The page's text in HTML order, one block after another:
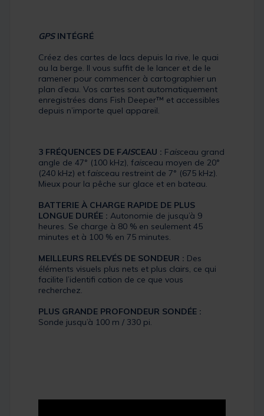
GPSINTÉGRÉ
Créez des cartes de lacs depuis la rive, le quai
ou la berge. Il vous suffit de le lancer et de le
ramener pour commencer à cartographier un
plan d’eau. Vos cartes sont automatiquement
enregistrées dans Fish Deeper™ et accessibles
depuis n’importe quel appareil.
3 FRÉQUENCES DE FAISCEAU : Faisceau grand
angle de 47° (100 kHz), faisceau moyen de 20°
(240 kHz) et faisceau restreint de 7° (675 kHz).
Mieux pour la pêche sur glace et en bateau.
BATTERIE À CHARGE RAPIDE DE PLUS
LONGUE DURÉE : Autonomie de jusqu’à 9
heures. Se charge à 80 % en seulement 45
minutes et à 100 % en 75 minutes.
MEILLEURS RELEVÉS DE SONDEUR : Des
éléments visuels plus nets et plus clairs, ce qui
facilite l’identifi cation de ce que vous
recherchez.
PLUS GRANDE PROFONDEUR SONDÉE :
Sonde jusqu’à 100 m / 330 pi.